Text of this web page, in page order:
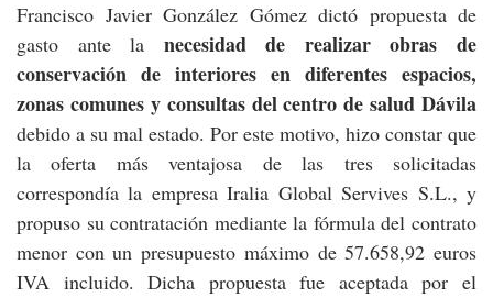
Francisco Javier González Gómez dictó propuesta de
gasto ante la necesidad de realizar obras de
conservación de interiores en diferentes espacios,
zonas comunes y consultas del centro de salud Dávila
debido a su mal estado. Por este motivo, hizo constar que
la oferta más ventajosa de las tres solicitadas
correspondía la empresa Iralia Global Servives S.L., y
propuso su contratación mediante la fórmula del contrato
menor con un presupuesto máximo de 57.658,92 euros
IVA incluido. Dicha propuesta fue aceptada por el